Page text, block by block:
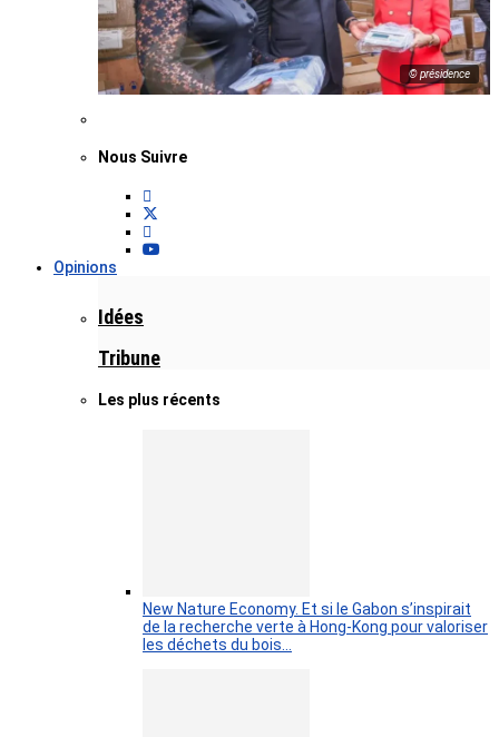
© présidence
Nous Suivre
Opinions
Idées
Tribune
Les plus récents
New Nature Economy. Et si le Gabon s’inspirait
de la recherche verte à Hong-Kong pour valoriser
les déchets du bois…